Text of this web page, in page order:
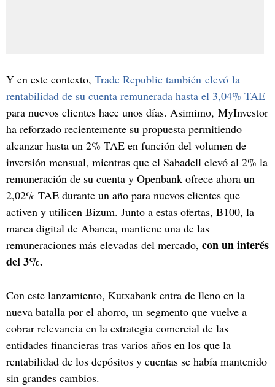
Y en este contexto, Trade Republic también elevó la
rentabilidad de su cuenta remunerada hasta el 3,04% TAE
para nuevos clientes hace unos días. Asimimo, MyInvestor
ha reforzado recientemente su propuesta permitiendo
alcanzar hasta un 2% TAE en función del volumen de
inversión mensual, mientras que el Sabadell elevó al 2% la
remuneración de su cuenta y Openbank ofrece ahora un
2,02% TAE durante un año para nuevos clientes que
activen y utilicen Bizum. Junto a estas ofertas, B100, la
marca digital de Abanca, mantiene una de las
remuneraciones más elevadas del mercado, con un interés
del 3%.
Con este lanzamiento, Kutxabank entra de lleno en la
nueva batalla por el ahorro, un segmento que vuelve a
cobrar relevancia en la estrategia comercial de las
entidades financieras tras varios años en los que la
rentabilidad de los depósitos y cuentas se había mantenido
sin grandes cambios.